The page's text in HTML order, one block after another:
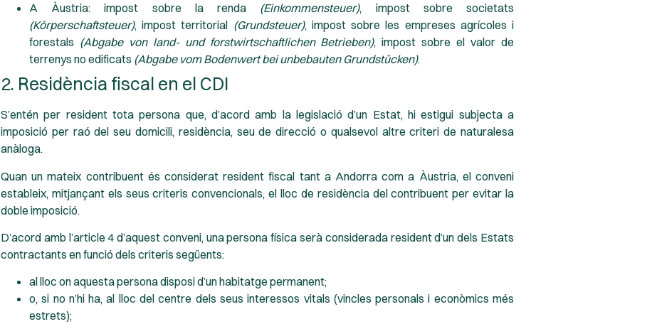
A Àustria: impost sobre la renda (Einkommensteuer), impost sobre societats
(Körperschaftsteuer), impost territorial (Grundsteuer), impost sobre les empreses agrícoles i
forestals (Abgabe von land- und forstwirtschaftlichen Betrieben), impost sobre el valor de
terrenys no edificats (Abgabe vom Bodenwert bei unbebauten Grundstücken).
2. Residència fiscal en el CDI
S’entén per resident tota persona que, d’acord amb la legislació d’un Estat, hi estigui subjecta a
imposició per raó del seu domicili, residència, seu de direcció o qualsevol altre criteri de naturalesa
anàloga.
Quan un mateix contribuent és considerat resident fiscal tant a Andorra com a Àustria, el conveni
estableix, mitjançant els seus criteris convencionals, el lloc de residència del contribuent per evitar la
doble imposició.
D’acord amb l’article 4 d’aquest conveni, una persona física serà considerada resident d’un dels Estats
contractants en funció dels criteris següents:
al lloc on aquesta persona disposi d’un habitatge permanent;
o, si no n’hi ha, al lloc del centre dels seus interessos vitals (vincles personals i econòmics més
estrets);